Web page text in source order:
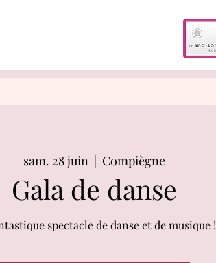
sam. 28 juin
  |
Compiègne
Gala de danse
spectacle de danse et de musique !